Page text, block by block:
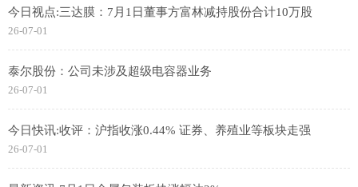
今日视点:三达膜：7月1日董事方富林减持股份合计10万股
26-07-01
泰尔股份：公司未涉及超级电容器业务
26-07-01
今日快讯:收评：沪指收涨0.44% 证券、养殖业等板块走强
26-07-01